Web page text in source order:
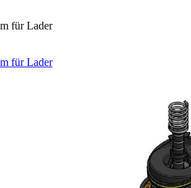
für Lader
für Lader